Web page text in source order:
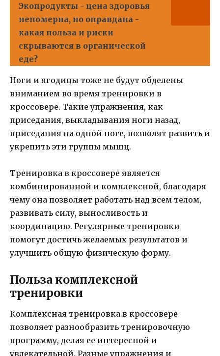
Экопродукты - цена здоровья
непомерна, но оправдана -
какая польза и риски
скрываются в органической
еде?
Ноги и ягодицы тоже не будут обделены
вниманием во время тренировки в
кроссовере. Такие упражнения, как
приседания, выкладывания ноги назад,
приседания на одной ноге, позволят развить и
укрепить эти группы мышц.
Тренировка в кроссовере является
комбинированной и комплексной, благодаря
чему она позволяет работать над всем телом,
развивать силу, выносливость и
координацию. Регулярные тренировки
помогут достичь желаемых результатов и
улучшить общую физическую форму.
Польза комплексной
тренировки
Комплексная тренировка в кроссовере
позволяет разнообразить тренировочную
программу, делая ее интересной и
увлекательной. Разные упражнения и